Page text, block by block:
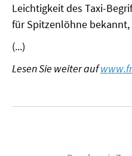
SOMMERSCHULE 2025
SOMMERSCHULE 2024
SOMMERSCHULE 2023
Leichtigkeit des Taxi-
für Spitzenlöhne bekannt,
(...)
Lesen Sie weiter auf